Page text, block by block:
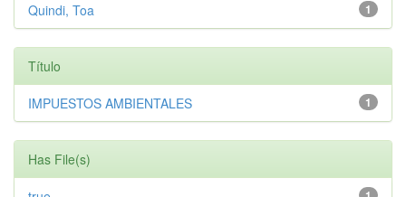
1
Quindi, Toa
Título
1
IMPUESTOS AMBIENTALES
Has File(s)